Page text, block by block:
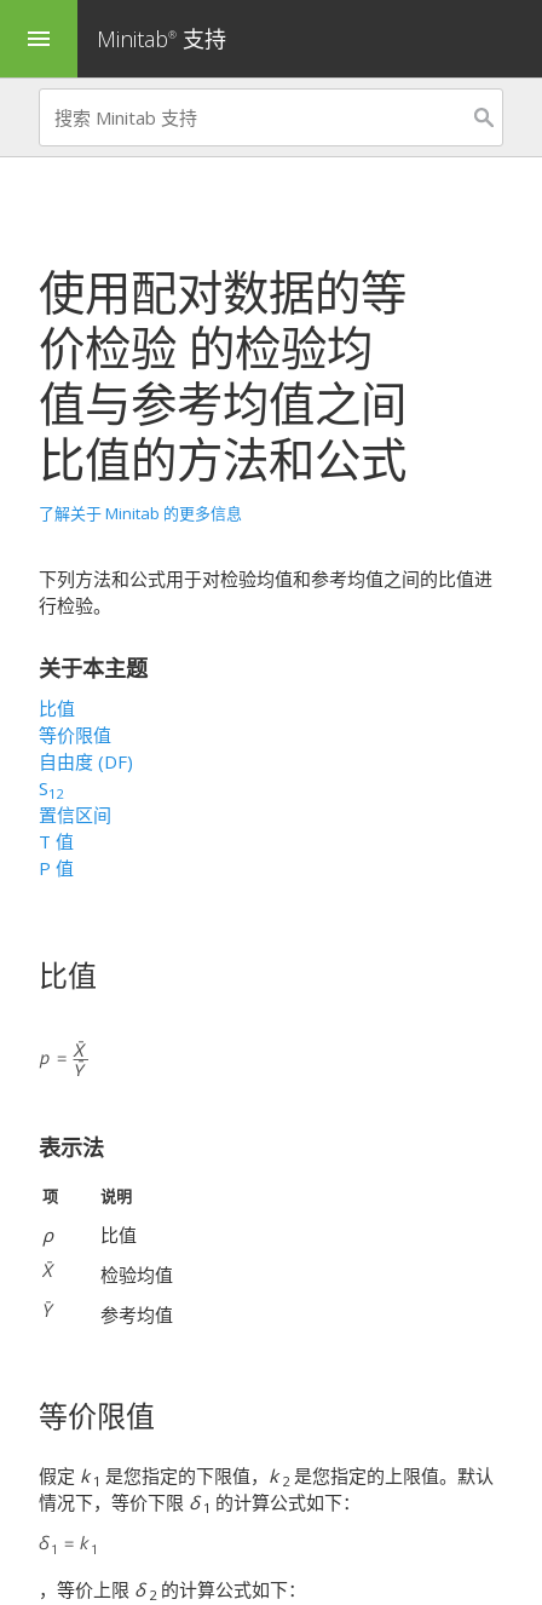
menu Minitab® 支持
使用配对数据的等
价检验 的检验均
值与参考均值之间
比值的方法和公式
了解关于 Minitab 的更多信息
下列方法和公式用于对检验均值和参考均值之间的比值进
行检验。
关于本主题
比值
等价限值
自由度 (DF)
S12
置信区间
T 值
P 值
比值
表示法
项 说明
ρ
比值
检验均值
参考均值
等价限值
假定 k 1 是您指定的下限值， k 2 是您指定的上限值。默认
情况下，等价下限 δ 1 的计算公式如下：
，等价上限 δ 2 的计算公式如下：